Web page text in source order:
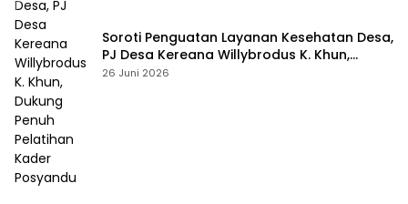
Soroti Penguatan Layanan Kesehatan Desa,
PJ Desa Kereana Willybrodus K. Khun,
Dukung Penuh Pelatihan Kader Posyandu
26 Juni 2026